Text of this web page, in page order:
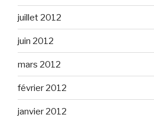
juillet 2012
juin 2012
mars 2012
février 2012
janvier 2012